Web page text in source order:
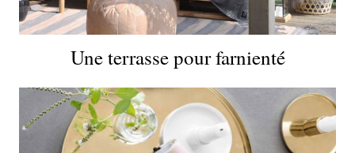
Une terrasse pour farnienté